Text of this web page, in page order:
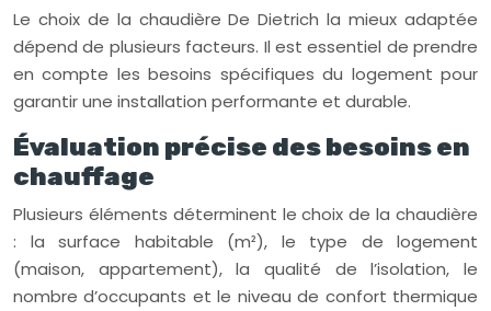
Le choix de la chaudière De Dietrich la mieux adaptée
dépend de plusieurs facteurs. Il est essentiel de prendre
en compte les besoins spécifiques du logement pour
garantir une installation performante et durable.
Évaluation précise des besoins en
chauffage
Plusieurs éléments déterminent le choix de la chaudière
: la surface habitable (m²), le type de logement
(maison, appartement), la qualité de l’isolation, le
nombre d’occupants et le niveau de confort thermique